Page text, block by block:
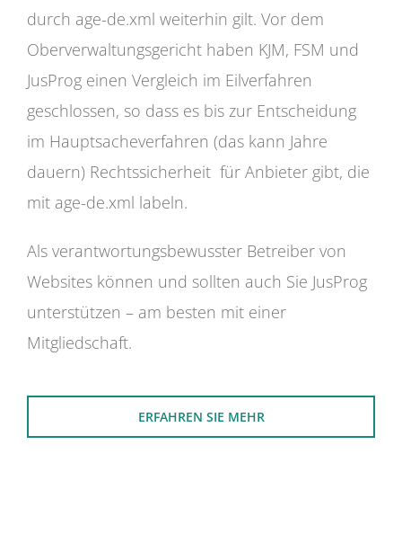
durch age-de.xml weiterhin gilt. Vor dem
Oberverwaltungsgericht haben KJM, FSM und
JusProg einen Vergleich im Eilverfahren
geschlossen, so dass es bis zur Entscheidung
im Hauptsacheverfahren (das kann Jahre
dauern) Rechtssicherheit für Anbieter gibt, die
mit age-de.xml labeln.
Als verantwortungsbewusster Betreiber von
Websites können und sollten auch Sie JusProg
unterstützen – am besten mit einer
Mitgliedschaft.
ERFAHREN SIE MEHR